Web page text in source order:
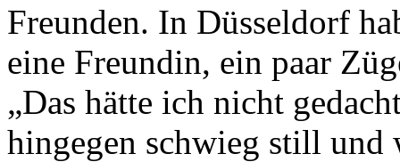
Freunden. In Düsseldorf
eine Freundin, ein paar
„Das hätte ich nicht
hingegen schwieg still und